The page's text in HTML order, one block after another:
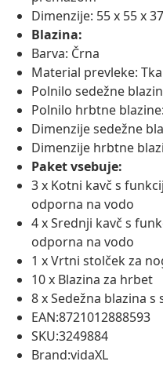
Dimenzije: 55 x 55 x
Blazina:
Barva: Črna
Material prevleke:
Polnilo sedežne
Polnilo hrbtne
Dimenzije sedežne
Dimenzije hrbtne
Paket vsebuje:
3 x Kotni kavč s
odporna na vodo
4 x Srednji kavč s
odporna na vodo
1 x Vrtni stolček za
10 x Blazina za hrbet
8 x Sedežna blazina
EAN:8721012888593
SKU:3249884
Brand:vidaXL